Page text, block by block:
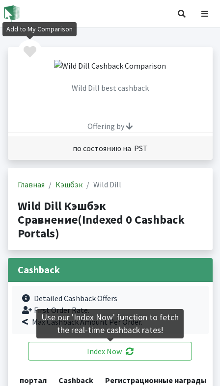
Wild Dill best cashback
Offering by
по состоянию на PST
Главная Кэшбэк Wild Dill
Wild Dill Кэшбэк
Сравнение(Indexed 0 Cashback
Portals)
Cashback
Detailed Cashback Offers
First Order Rate.
Max Cashback Amount Per Order.
Index Now
портал Cashback Регистрационные награды
Add to My Comparison
Use our 'Index Now' function to fetch
the real-time cashback rates!